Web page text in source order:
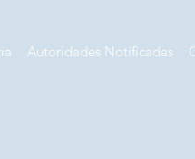
Autoridades Notificadas